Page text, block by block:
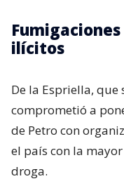
ilícitos
De la Espriella, que
comprometió a
de Petro con
el país con la
droga.